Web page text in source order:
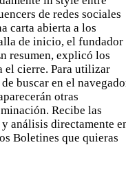
de redes sociales
carta abierta a los
de inicio, el fundador
resumen, explicó los
el cierre. Para utilizar
buscar en el
otras
Recibe las
análisis directamente
Boletines que quieras